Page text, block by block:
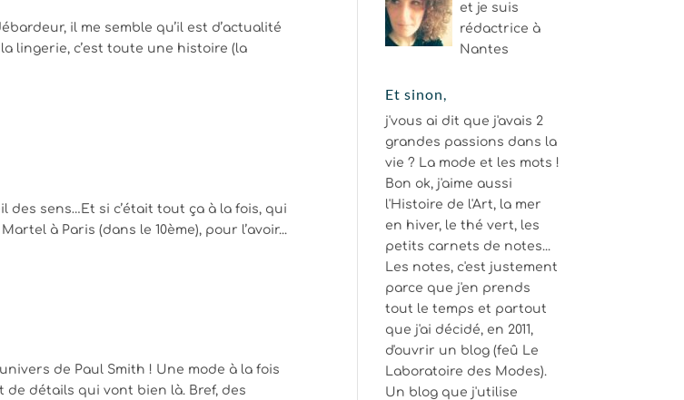
il me semble qu’il est d’actualité
lingerie, c’est toute une histoire (la
des sens…Et si c’était tout ça à la fois, qui
à Paris (dans le 10ème), pour l’avoir...
de Paul Smith ! Une mode à la fois
de détails qui vont bien là. Bref, des
et je suis
rédactrice à
Nantes
Et sinon,
j'vous ai dit que j'avais 2
grandes passions dans la
vie ? La mode et les mots !
Bon ok, j'aime aussi
l'Histoire de l'Art, la mer
en hiver, le thé vert, les
petits carnets de notes...
Les notes, c'est justement
parce que j'en prends
tout le temps et partout
que j'ai décidé, en 2011,
d'ouvrir un blog (feû Le
Laboratoire des Modes).
Un blog que j'utilise